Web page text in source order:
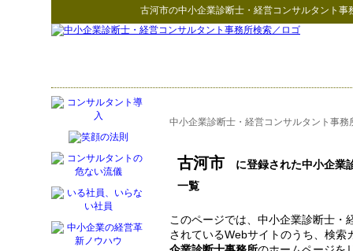
古河市の中小企業診断士・経営コンサルタント事
中小企業診断士・経営コンサルタント事務
古河市 に登録された中小企業
一覧
このページでは、中小企業診断士・
されているWebサイトのうち、検索